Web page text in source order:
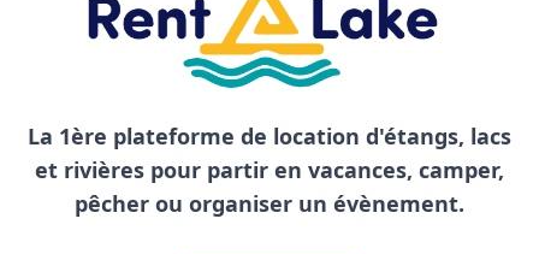
La 1ère plateforme de location d'étangs, lacs
et rivières pour partir en vacances, camper,
pêcher ou organiser un évènement.